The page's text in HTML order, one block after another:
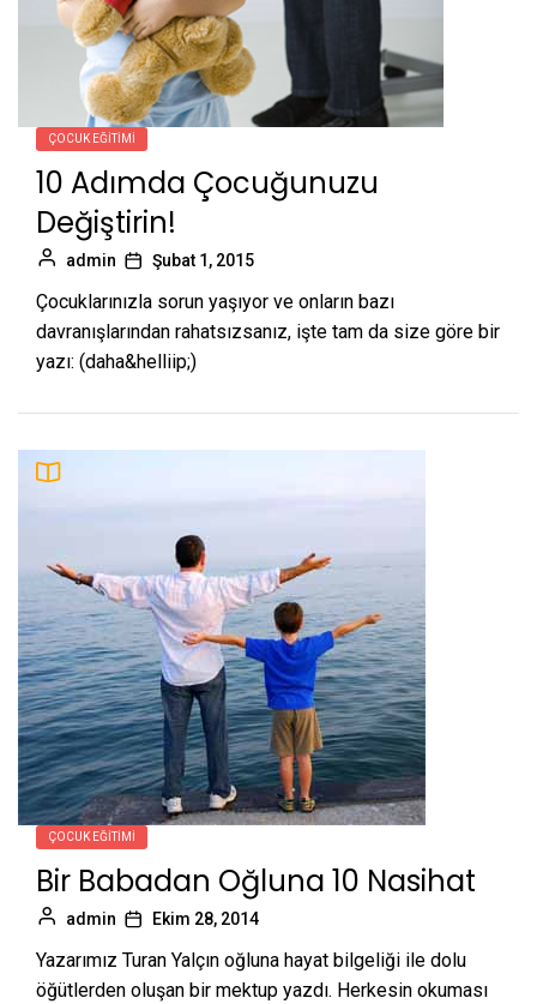
ÇOCUK EĞITIMI
10 Adımda Çocuğunuzu
Değiştirin!
admin Şubat 1, 2015
Çocuklarınızla sorun yaşıyor ve onların bazı
davranışlarından rahatsızsanız, işte tam da size göre bir
yazı: (daha&helliip;)
ÇOCUK EĞITIMI
Bir Babadan Oğluna 10 Nasihat
admin Ekim 28, 2014
Yazarımız Turan Yalçın oğluna hayat bilgeliği ile dolu
öğütlerden oluşan bir mektup yazdı. Herkesin okuması